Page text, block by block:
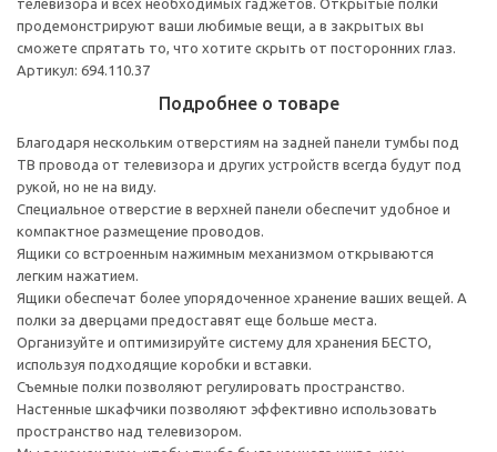
продемонстрируют ваши любимые вещи, а в закрытых вы
сможете спрятать то, что хотите скрыть от посторонних глаз.
Артикул: 694.110.37
Подробнее о товаре
Благодаря нескольким отверстиям на задней панели тумбы под
ТВ провода от телевизора и других устройств всегда будут под
рукой, но не на виду.
Специальное отверстие в верхней панели обеспечит удобное и
компактное размещение проводов.
Ящики со встроенным нажимным механизмом открываются
легким нажатием.
Ящики обеспечат более упорядоченное хранение ваших вещей. А
полки за дверцами предоставят еще больше места.
Организуйте и оптимизируйте систему для хранения БЕСТО,
используя подходящие коробки и вставки.
Съемные полки позволяют регулировать пространство.
Настенные шкафчики позволяют эффективно использовать
пространство над телевизором.